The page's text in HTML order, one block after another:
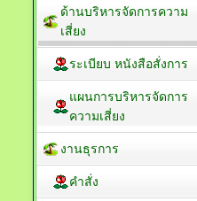
ด้านบริหารจัดการความ
เสี่ยง
ระเบียบ หนังสือสั่งการ
แผนการบริหารจัดการ
ความเสี่ยง
งานธุรการ
คำสั่ง